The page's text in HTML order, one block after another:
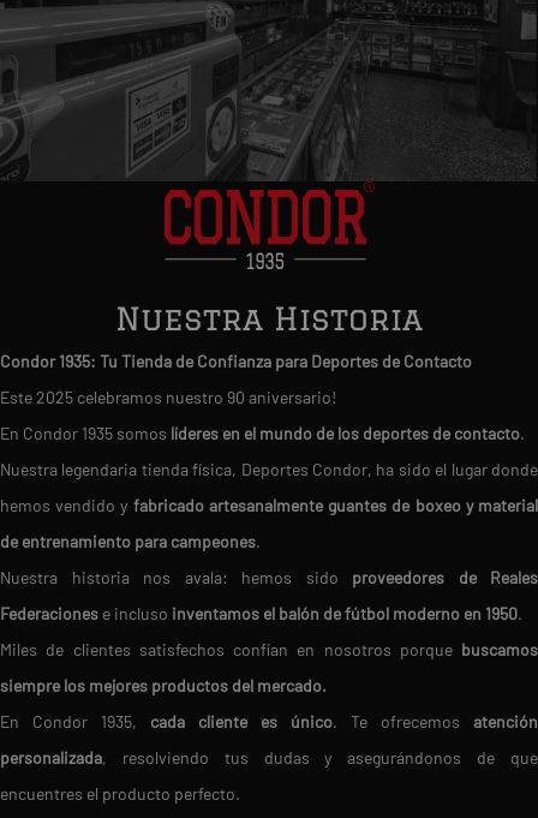
Nuestra Historia
Condor 1935: Tu Tienda de Confianza para Deportes de Contacto
Este 2025 celebramos nuestro 90 aniversario!
En Condor 1935 somos líderes en el mundo de los deportes de contacto.
Nuestra legendaria tienda física, Deportes Condor, ha sido el lugar donde
hemos vendido y fabricado artesanalmente guantes de boxeo y material
de entrenamiento para campeones.
Nuestra historia nos avala: hemos sido proveedores de Reales
Federaciones e incluso inventamos el balón de fútbol moderno en 1950.
Miles de clientes satisfechos confían en nosotros porque buscamos
siempre los mejores productos del mercado.
En Condor 1935, cada cliente es único. Te ofrecemos atención
personalizada, resolviendo tus dudas y asegurándonos de que
encuentres el producto perfecto.